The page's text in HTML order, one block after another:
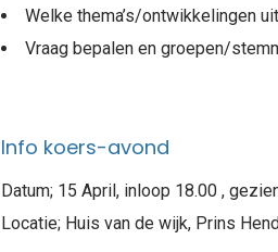
Welke thema’s/ontwikkelingen
Vraag bepalen en groepen/
Info koers-avond
Datum; 15 April, inloop 18.00 ,
Locatie; Huis van de wijk, Prins